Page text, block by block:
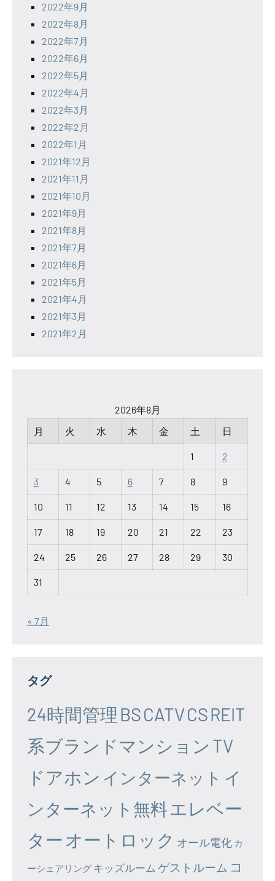
2022年9月
2022年8月
2022年7月
2022年6月
2022年5月
2022年4月
2022年3月
2022年2月
2022年1月
2021年12月
2021年11月
2021年10月
2021年9月
2021年8月
2021年7月
2021年6月
2021年5月
2021年4月
2021年3月
2021年2月
2026年8月
月
火 水 木 金 土 日
1 2
3 4 5 6 7 8 9
10 11 12 13 14 15 16
17 18 19 20 21 22 23
24 25 26 27 28 29 30
31
« 7月
タグ
24時間管理 BSCATVCSREIT
系ブランドマンション TV
ドアホン インターネット イ
ンターネット無料エレベー
ター オートロック オール電化 カ
ーシェアリング キッズルーム ゲストルーム コ